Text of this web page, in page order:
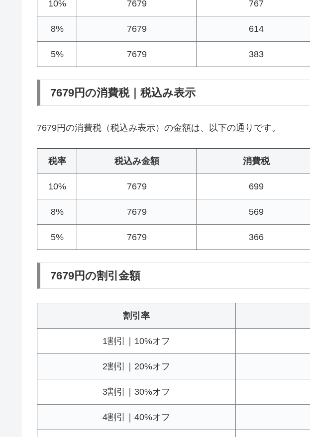
10% 7679 767
8% 7679 614
5% 7679 383
7679円の消費税｜税込み表示
7679円の消費税（税込み表示）の金額は、以下の通りです。
税率 税込み金額 消費税
10% 7679 699
8% 7679 569
5% 7679 366
7679円の割引金額
割引率
1割引｜10%オフ
2割引｜20%オフ
3割引｜30%オフ
4割引｜40%オフ